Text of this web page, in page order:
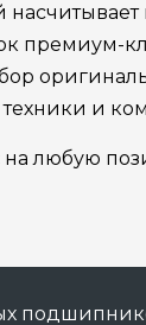
премиум-
и
любую